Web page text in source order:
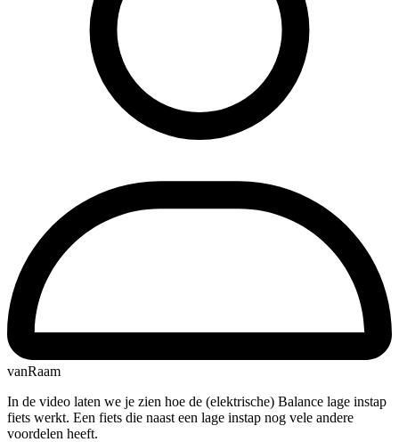
vanRaam
In de video laten we je zien hoe de (elektrische) Balance lage instap
fiets werkt. Een fiets die naast een lage instap nog vele andere
voordelen heeft.